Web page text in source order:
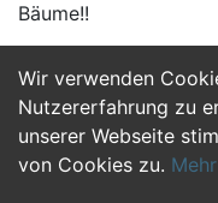
Wir verwenden
Nutzererfahrung zu
unserer Webseite
von Cookies zu.
Bäume!!